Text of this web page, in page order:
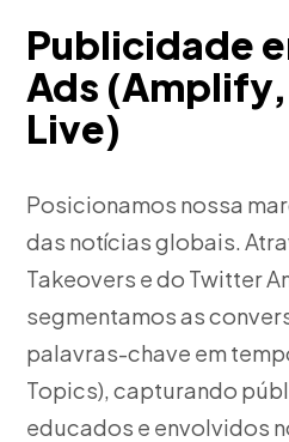
Publicidade
Ads
Live)
Posicionamos nossa
das notícias globais.
Takeovers e do Twitter
segmentamos as
palavras-chave em
Topics), capturando
educados e envolvidos